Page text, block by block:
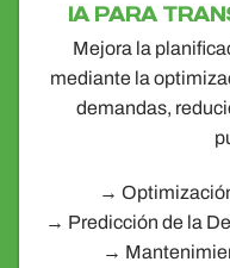
IA PARA
Mejora la
mediante la
demandas,
→
→ Predicción de la
→